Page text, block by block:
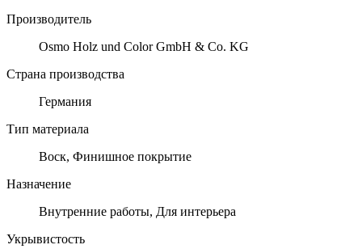
Производитель
Osmo Holz und Color GmbH & Co. KG
Страна производства
Германия
Тип материала
Воск, Финишное покрытие
Назначение
Внутренние работы, Для интерьера
Укрывистость